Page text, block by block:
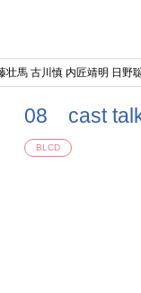
馬 古川慎 内匠靖明 日野聡
08 cast
BLCD